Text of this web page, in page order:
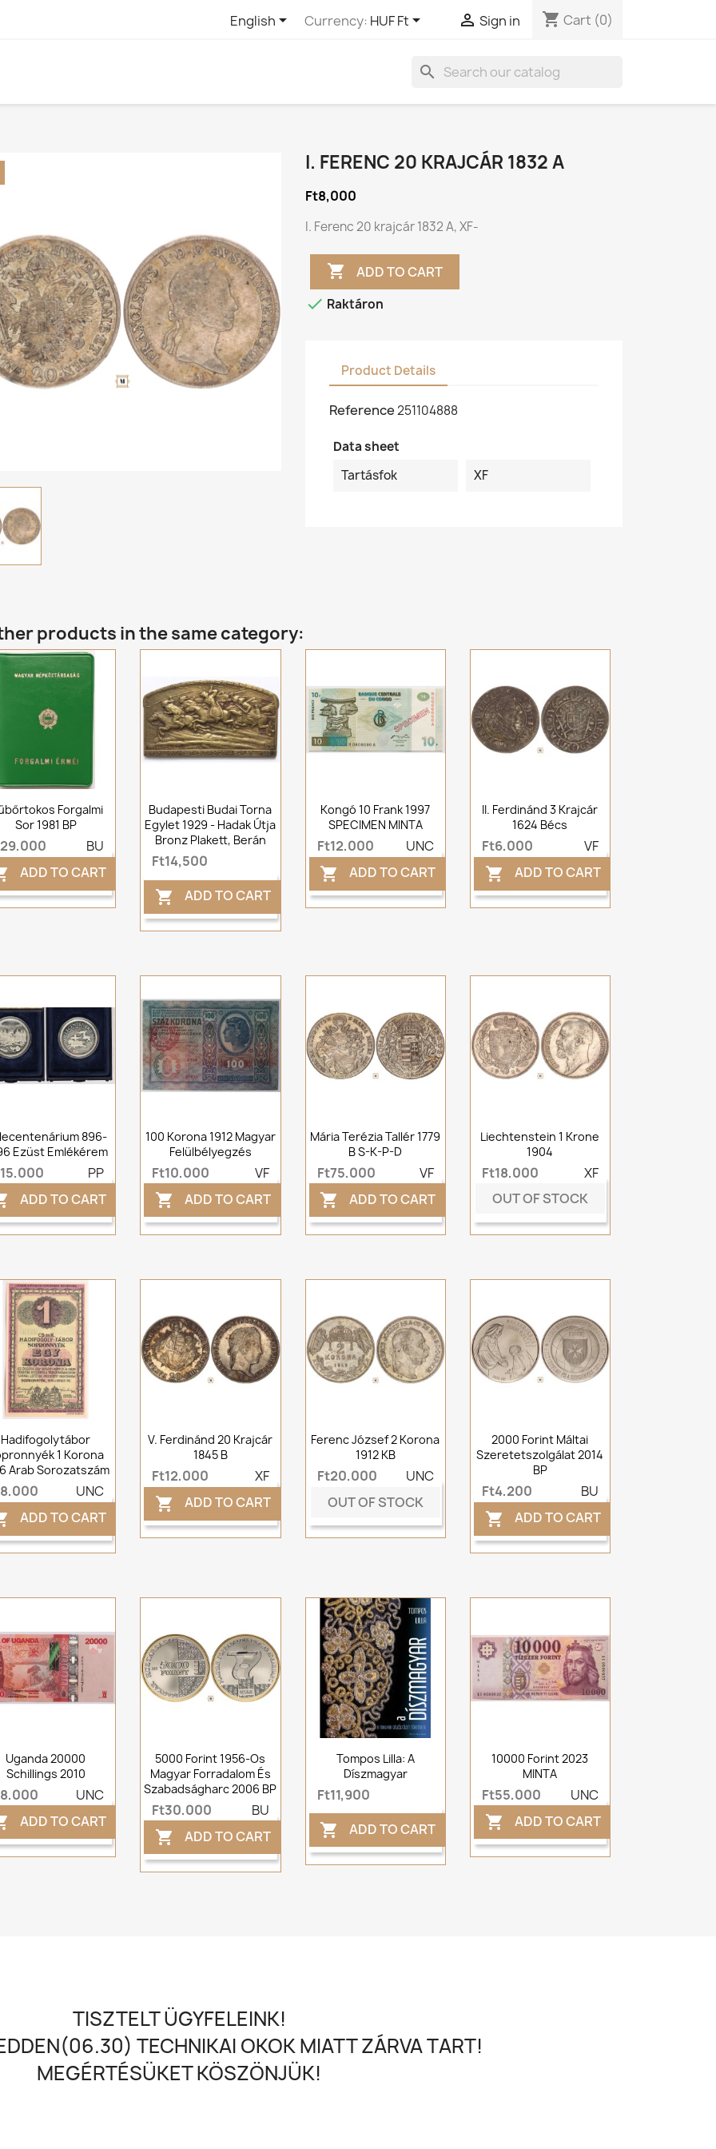
English Currency: HUF Ft  Sign in shopping_cart Cart (0)
search
I. FERENC 20 KRAJCÁR 1832 A
Ft8,000
I. Ferenc 20 krajcár 1832 A, XF-
 ADD TO CART
 Raktáron
Product Details
Reference251104888
Data sheet
Tartásfok
XF
products in the same category:
Forgalmi
Sor 1981 BP
BU
ADD TO CART
Budapesti Budai Torna
Egylet 1929 - Hadak Útja
Bronz Plakett, Berán
Ft14,500
 ADD TO CART
Kongó 10 Frank 1997
SPECIMEN MINTA
Ft12,000 UNC
 ADD TO CART
II. Ferdinánd 3 Krajcár
1624 Bécs
Ft6,000 VF
 ADD TO CART
896-
Ezüst Emlékérem
PP
ADD TO CART
100 Korona 1912 Magyar
Felülbélyegzés
Ft10,000 VF
 ADD TO CART
Mária Terézia Tallér 1779
B S-K-P-D
Ft75,000 VF
 ADD TO CART
Liechtenstein 1 Krone
1904
Ft18,000
XF
OUT OF STOCK
Hadifogolytábor
1 Korona
Arab Sorozatszám
UNC
ADD TO CART
V. Ferdinánd 20 Krajcár
1845 B
Ft12,000 XF
 ADD TO CART
Ferenc József 2 Korona
1912 KB
Ft20,000
UNC
OUT OF STOCK
2000 Forint Máltai
Szeretetszolgálat 2014
BP
Ft4,200 BU
 ADD TO CART
Uganda 20000
Schillings 2010
UNC
ADD TO CART
5000 Forint 1956-Os
Magyar Forradalom És
Szabadságharc 2006 BP
Ft30,000 BU
 ADD TO CART
Tompos Lilla: A
Díszmagyar
Ft11,900
 ADD TO CART
10000 Forint 2023
MINTA
Ft55,000 UNC
 ADD TO CART
TISZTELT ÜGYFELEINK!
TECHNIKAI OKOK MIATT ZÁRVA TART!
MEGÉRTÉSÜKET KÖSZÖNJÜK!